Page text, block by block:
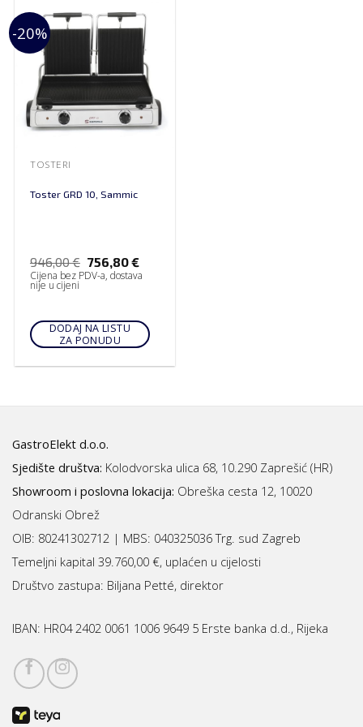
-20%
TOSTERI
Toster GRD 10, Sammic
946,00€ 756,80€
Cijena bez PDV-a, dostava
nije u cijeni
DODAJ NA LISTU
ZA PONUDU
GastroElekt d.o.o.
Sjedište društva: Kolodvorska ulica 68, 10.290 Zaprešić (HR)
Showroom i poslovna lokacija: Obreška cesta 12, 10020
Odranski Obrež
OIB: 80241302712 | MBS: 040325036 Trg. sud Zagreb
Temeljni kapital 39.760,00 €, uplaćen u cijelosti
Društvo zastupa: Biljana Petté, direktor
IBAN: HR04 2402 0061 1006 9649 5 Erste banka d.d., Rijeka